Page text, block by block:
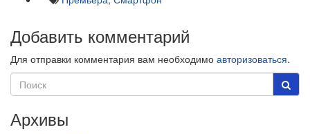
Добавить комментарий
Для отправки комментария вам необходимо авторизоваться.
Архивы